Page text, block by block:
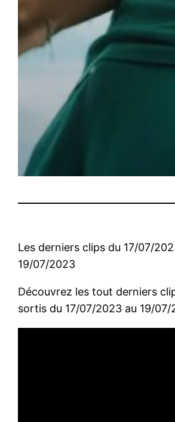
Les derniers clips du 17/07/
19/07/2023
Découvrez les tout derniers
sortis du 17/07/2023 au 19/07/